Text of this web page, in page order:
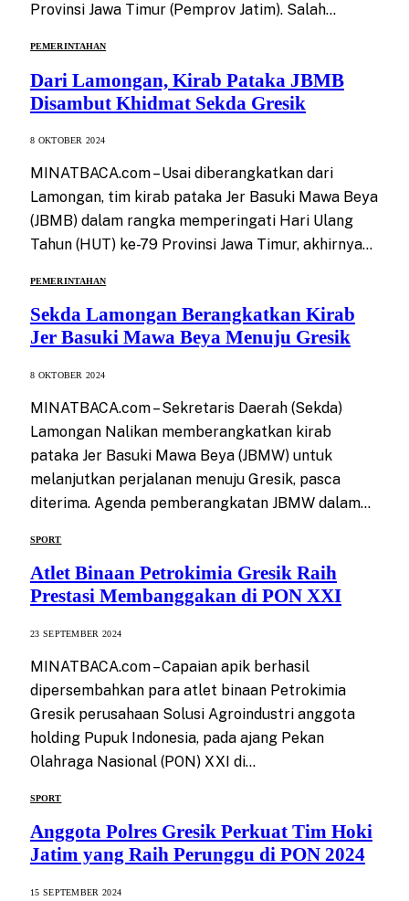
Provinsi Jawa Timur (Pemprov Jatim). Salah…
PEMERINTAHAN
Dari Lamongan, Kirab Pataka JBMB
Disambut Khidmat Sekda Gresik
8 OKTOBER 2024
MINATBACA.com – Usai diberangkatkan dari
Lamongan, tim kirab pataka Jer Basuki Mawa Beya
(JBMB) dalam rangka memperingati Hari Ulang
Tahun (HUT) ke-79 Provinsi Jawa Timur, akhirnya…
PEMERINTAHAN
Sekda Lamongan Berangkatkan Kirab
Jer Basuki Mawa Beya Menuju Gresik
8 OKTOBER 2024
MINATBACA.com – Sekretaris Daerah (Sekda)
Lamongan Nalikan memberangkatkan kirab
pataka Jer Basuki Mawa Beya (JBMW) untuk
melanjutkan perjalanan menuju Gresik, pasca
diterima. Agenda pemberangkatan JBMW dalam…
SPORT
Atlet Binaan Petrokimia Gresik Raih
Prestasi Membanggakan di PON XXI
23 SEPTEMBER 2024
MINATBACA.com – Capaian apik berhasil
dipersembahkan para atlet binaan Petrokimia
Gresik perusahaan Solusi Agroindustri anggota
holding Pupuk Indonesia, pada ajang Pekan
Olahraga Nasional (PON) XXI di…
SPORT
Anggota Polres Gresik Perkuat Tim Hoki
Jatim yang Raih Perunggu di PON 2024
15 SEPTEMBER 2024